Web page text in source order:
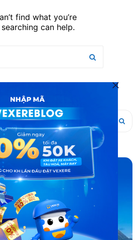
find what you’re
can help.